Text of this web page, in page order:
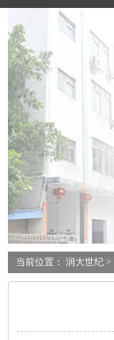
当前位置： 润大世纪 >